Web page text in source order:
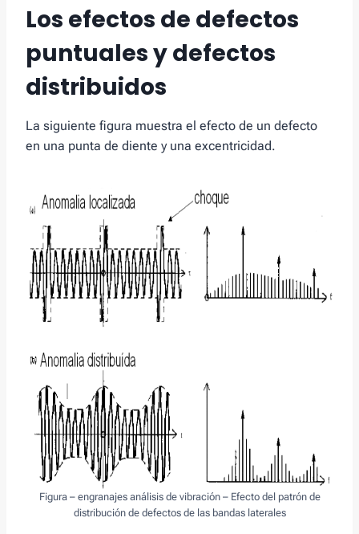
Los efectos de defectos
puntuales y defectos
distribuidos
La siguiente figura muestra el efecto de un defecto
en una punta de diente y una excentricidad.
Figura – engranajes análisis de vibración – Efecto del patrón de
distribución de defectos de las bandas laterales